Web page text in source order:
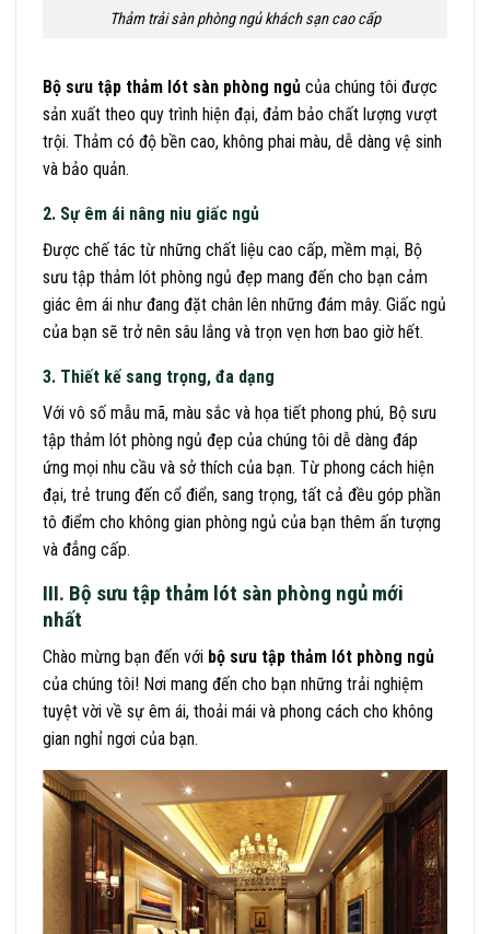
Thảm trải sàn phòng ngủ khách sạn cao cấp
Bộ sưu tập thảm lót sàn phòng ngủ của chúng tôi được
sản xuất theo quy trình hiện đại, đảm bảo chất lượng vượt
trội. Thảm có độ bền cao, không phai màu, dễ dàng vệ sinh
và bảo quản.
2. Sự êm ái nâng niu giấc ngủ
Được chế tác từ những chất liệu cao cấp, mềm mại, Bộ
sưu tập thảm lót phòng ngủ đẹp mang đến cho bạn cảm
giác êm ái như đang đặt chân lên những đám mây. Giấc ngủ
của bạn sẽ trở nên sâu lắng và trọn vẹn hơn bao giờ hết.
3. Thiết kế sang trọng, đa dạng
Với vô số mẫu mã, màu sắc và họa tiết phong phú, Bộ sưu
tập thảm lót phòng ngủ đẹp của chúng tôi dễ dàng đáp
ứng mọi nhu cầu và sở thích của bạn. Từ phong cách hiện
đại, trẻ trung đến cổ điển, sang trọng, tất cả đều góp phần
tô điểm cho không gian phòng ngủ của bạn thêm ấn tượng
và đẳng cấp.
III. Bộ sưu tập thảm lót sàn phòng ngủ mới
nhất
Chào mừng bạn đến với bộ sưu tập thảm lót phòng ngủ
của chúng tôi! Nơi mang đến cho bạn những trải nghiệm
tuyệt vời về sự êm ái, thoải mái và phong cách cho không
gian nghỉ ngơi của bạn.